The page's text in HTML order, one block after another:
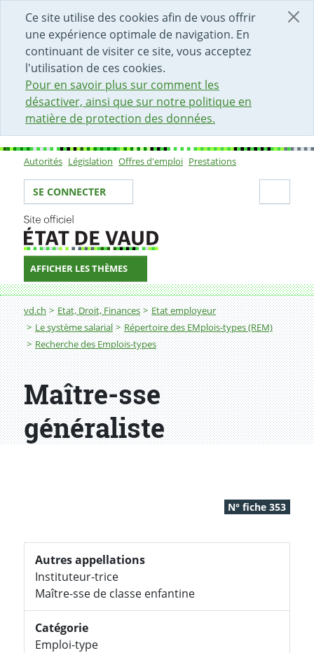
Ce site utilise des cookies afin de vous offrir
une expérience optimale de navigation. En
continuant de visiter ce site, vous acceptez
l'utilisation de ces cookies.
Pour en savoir plus sur comment les
désactiver, ainsi que sur notre politique en
matière de protection des données.
DÉBUT DU CONTENU DE LA PAGE
ACCÈS AU CHAMP DE RECHERCHE
PAGE D'ACCUEIL
FORMULAIRE DE CONTACT
Sous-navigation
Autorités Législation Offres d'emploi Prestations
Votre identité
SE CONNECTER
AFFICHER LES THÈMES
Fil d'Ariane
vd.ch Etat, Droit, Finances
Etat employeur
Le système salarial
Répertoire des EMplois-types (REM)
Recherche des Emplois-types
Maître-sse généraliste
Maître-sse
généraliste
N° fiche 353
Autres appellations
Instituteur-trice
Maître-sse de classe enfantine
Catégorie
Emploi-type